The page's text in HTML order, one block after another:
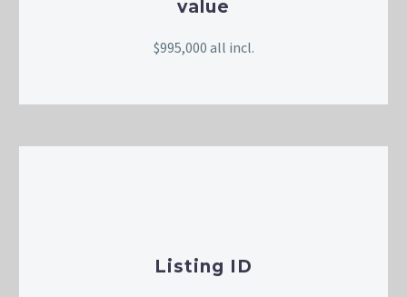
value
$995,000 all incl.
Listing ID